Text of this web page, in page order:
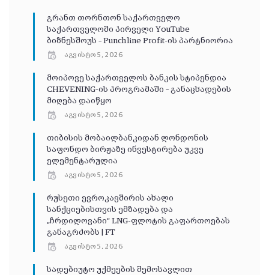
გრანთ თორნთონ საქართველო
საქართველოში პირველი YouTube
ბიზნესშოუს – Punchline Profit-ის პარტნიორია
აგვისტო 5, 2026
მოიპოვე საქართველოს ბანკის სტიპენდია
CHEVENING-ის პროგრამაში – განაცხადების
მიღება დაიწყო
აგვისტო 5, 2026
თიბისის მობაილბანკიდან ლონდონის
საფონდო ბირჟაზე ინვესტირება უკვე
ელემენტარულია
აგვისტო 5, 2026
რუსეთი ევროკავშირის ახალი
სანქციებისთვის ემზადება და
„ჩრდილოვანი“ LNG-ფლოტის გაფართოებას
განაგრძობს | FT
აგვისტო 5, 2026
სადებიუტო უქმეების შემოსავლით